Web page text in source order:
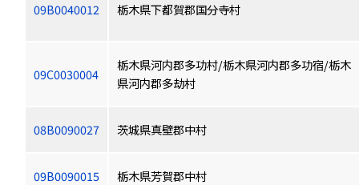
09B0040012 栃木県下都賀郡国分寺村
09C0030004
栃木県河内郡多功村/栃木県河内郡多功宿/栃木
県河内郡多劫村
08B0090027 茨城県真壁郡中村
09B0090015 栃木県芳賀郡中村